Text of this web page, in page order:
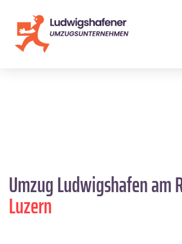
Umzug Ludwigshafen am
Luzern